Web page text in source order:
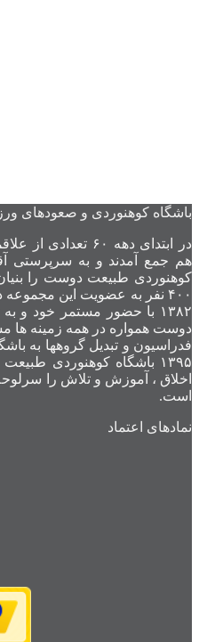
باشگاه کوهنوردی و صعودهای
در ابتدای دهه ۶۰
هم جمع آمدند و به سرپرستی
کوهنوردی طبیعت دوست را بنیان
۴۰۰ نفر به عضویت این
۱۳۸۲ با حضور مستمر خود و
دوست همواره در همه زمینه ها
فدراسیون و تبدیل گروهها به
۱۳۹۵ باشگاه کوهنوردی
اخلاق ، آموزش و تلاش را
است.
نمادهای اعتماد